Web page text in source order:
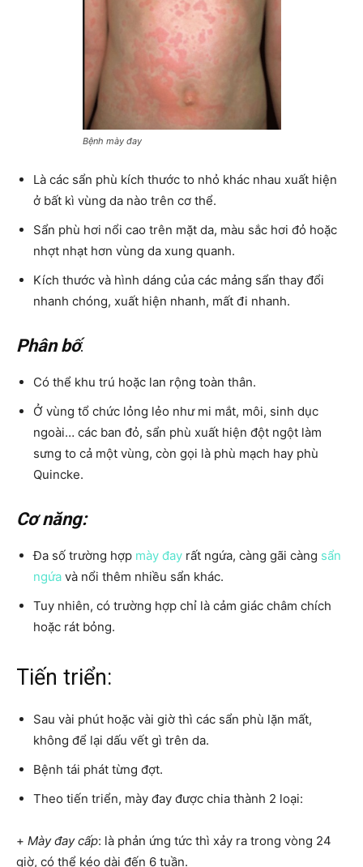
Bệnh mày đay
Là các sẩn phù kích thước to nhỏ khác nhau xuất hiện
ở bất kì vùng da nào trên cơ thể.
Sẩn phù hơi nổi cao trên mặt da, màu sắc hơi đỏ hoặc
nhợt nhạt hơn vùng da xung quanh.
Kích thước và hình dáng của các mảng sẩn thay đổi
nhanh chóng, xuất hiện nhanh, mất đi nhanh.
Phân bố:
Có thể khu trú hoặc lan rộng toàn thân.
Ở vùng tổ chức lỏng lẻo như mi mắt, môi, sinh dục
ngoài… các ban đỏ, sẩn phù xuất hiện đột ngột làm
sưng to cả một vùng, còn gọi là phù mạch hay phù
Quincke.
Cơ năng:
Đa số trường hợp mày đay rất ngứa, càng gãi càng sẩn
ngứa và nổi thêm nhiều sẩn khác.
Tuy nhiên, có trường hợp chỉ là cảm giác châm chích
hoặc rát bỏng.
Tiến triển:
Sau vài phút hoặc vài giờ thì các sẩn phù lặn mất,
không để lại dấu vết gì trên da.
Bệnh tái phát từng đợt.
Theo tiến triển, mày đay được chia thành 2 loại:
+ Mày đay cấp: là phản ứng tức thì xảy ra trong vòng 24
giờ, có thể kéo dài đến 6 tuần.